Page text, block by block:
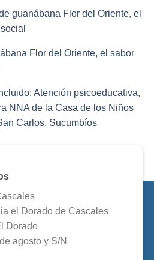
guanábana Flor del Oriente, el
Flor del Oriente, el sabor
Atención psicoeducativa,
NNA de la Casa de los Niños
Carlos, Sucumbíos
el Dorado de Cascales
Dorado
agosto y S/N